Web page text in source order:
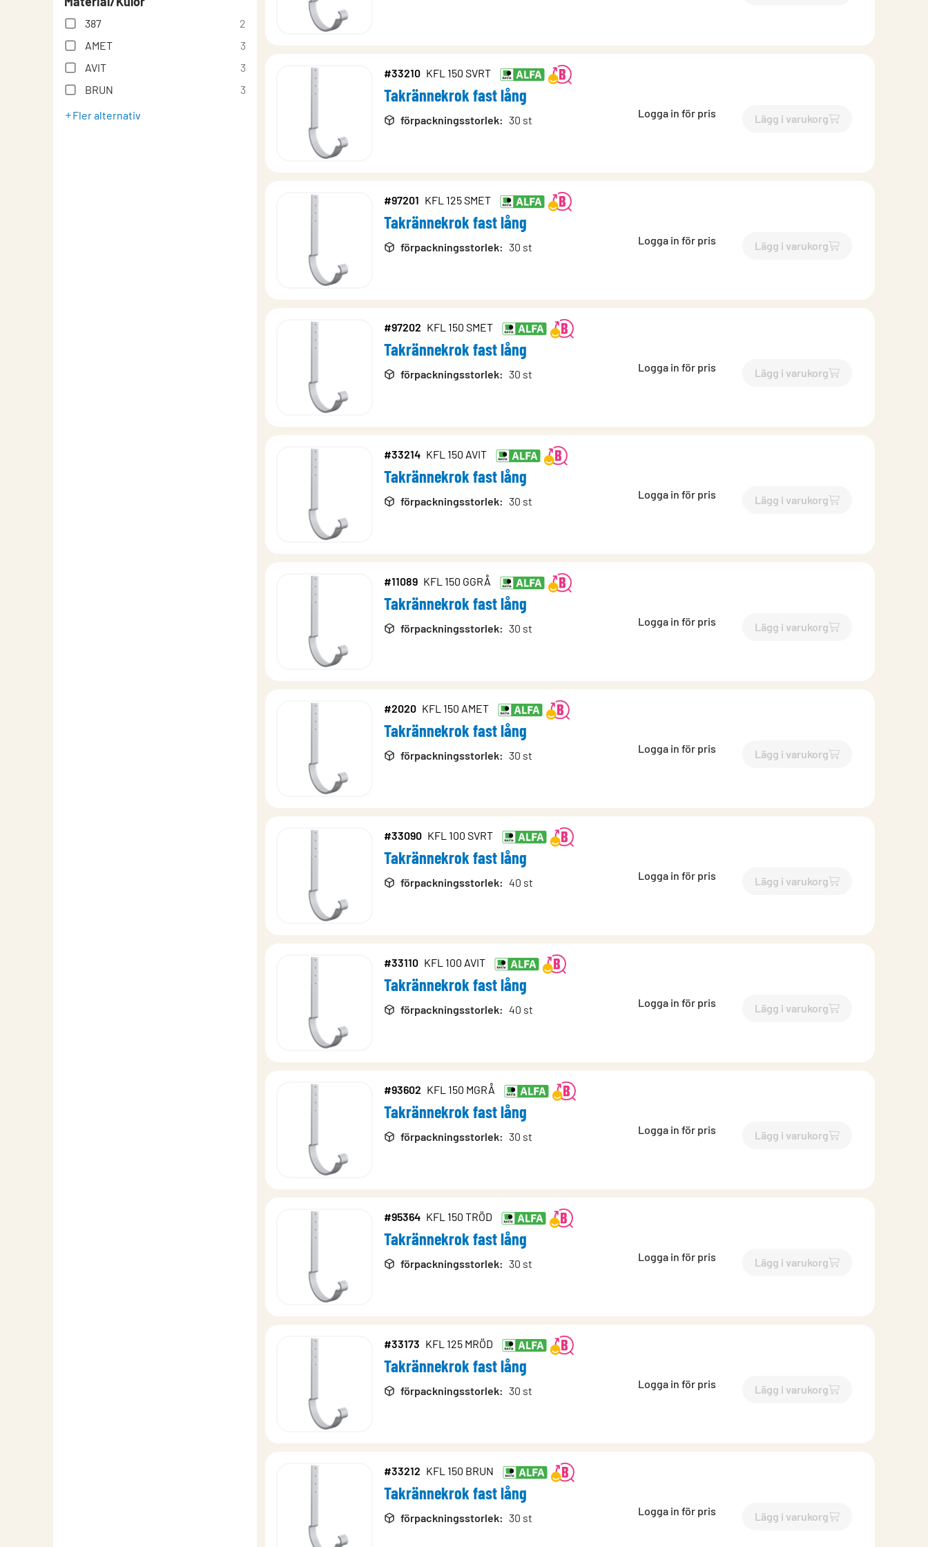
387
2
AMET
3
AVIT
3
BRUN
3
Fler alternativ
#33210 KFL 150 SVRT
Takrännekrok fast lång
förpackningsstorlek: 30 st
Logga in för pris Lägg i varukorg
`$Lägg till
#97201 KFL 125 SMET
Takrännekrok fast lång
förpackningsstorlek: 30 st
Logga in för pris Lägg i varukorg
`$Lägg till
#97202 KFL 150 SMET
Takrännekrok fast lång
förpackningsstorlek: 30 st
Logga in för pris Lägg i varukorg
`$Lägg till
#33214 KFL 150 AVIT
Takrännekrok fast lång
förpackningsstorlek: 30 st
Logga in för pris Lägg i varukorg
`$Lägg till
#11089 KFL 150 GGRÅ
Takrännekrok fast lång
förpackningsstorlek: 30 st
Logga in för pris Lägg i varukorg
`$Lägg till
#2020 KFL 150 AMET
Takrännekrok fast lång
förpackningsstorlek: 30 st
Logga in för pris Lägg i varukorg
`$Lägg till
#33090 KFL 100 SVRT
Takrännekrok fast lång
förpackningsstorlek: 40 st
Logga in för pris Lägg i varukorg
`$Lägg till
#33110 KFL 100 AVIT
Takrännekrok fast lång
förpackningsstorlek: 40 st
Logga in för pris Lägg i varukorg
`$Lägg till
#93602 KFL 150 MGRÅ
Takrännekrok fast lång
förpackningsstorlek: 30 st
Logga in för pris Lägg i varukorg
`$Lägg till
#95364 KFL 150 TRÖD
Takrännekrok fast lång
förpackningsstorlek: 30 st
Logga in för pris Lägg i varukorg
`$Lägg till
#33173 KFL 125 MRÖD
Takrännekrok fast lång
förpackningsstorlek: 30 st
Logga in för pris Lägg i varukorg
`$Lägg till
#33212 KFL 150 BRUN
Takrännekrok fast lång
förpackningsstorlek: 30 st
Logga in för pris Lägg i varukorg
`$Lägg till